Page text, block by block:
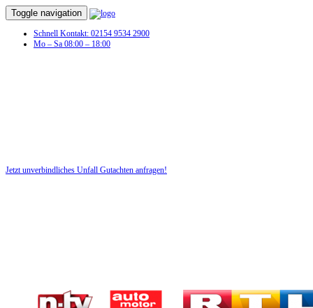
Toggle navigation
Schnell Kontakt: 02154 9534 2900
Mo – Sa 08:00 – 18:00
Jetzt unverbindliches Unfall Gutachten anfragen!